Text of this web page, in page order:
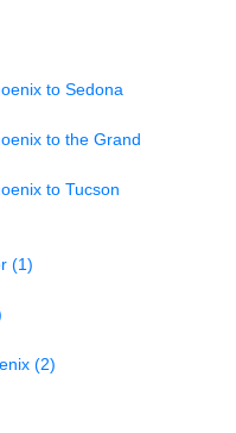
to Sedona
to the Grand
to Tucson
(1)
(2)